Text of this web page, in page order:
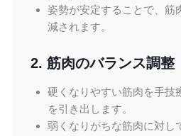
姿勢が安定することで、筋
減されます。
2. 筋肉のバランス調整
硬くなりやすい筋肉を手技
を引き出します。
弱くなりがちな筋肉に対し